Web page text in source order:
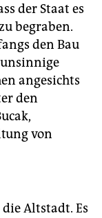
der Staat es
begraben.
den Bau
angesichts
den
von
Altstadt. Es